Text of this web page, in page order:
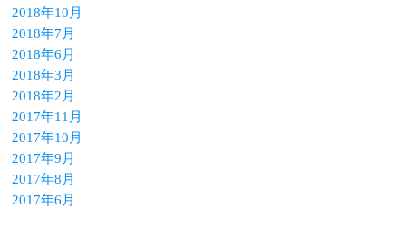
2018年10月
2018年7月
2018年6月
2018年3月
2018年2月
2017年11月
2017年10月
2017年9月
2017年8月
2017年6月